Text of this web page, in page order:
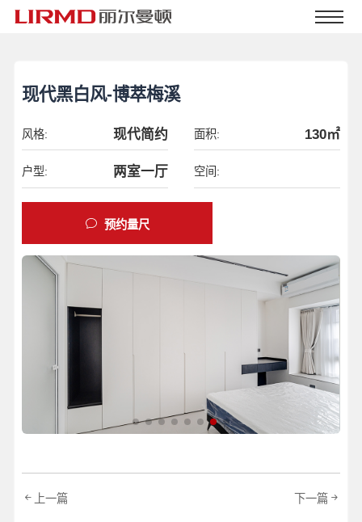
现代黑白风-博萃梅溪
风格: 现代简约 面积: 130㎡
户型: 两室一厅 空间:
预约量尺
上一篇 下一篇